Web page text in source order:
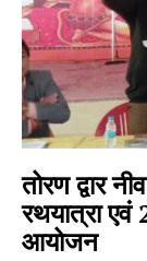
तोरण द्वार
रथयात्रा एवं
आयोजन